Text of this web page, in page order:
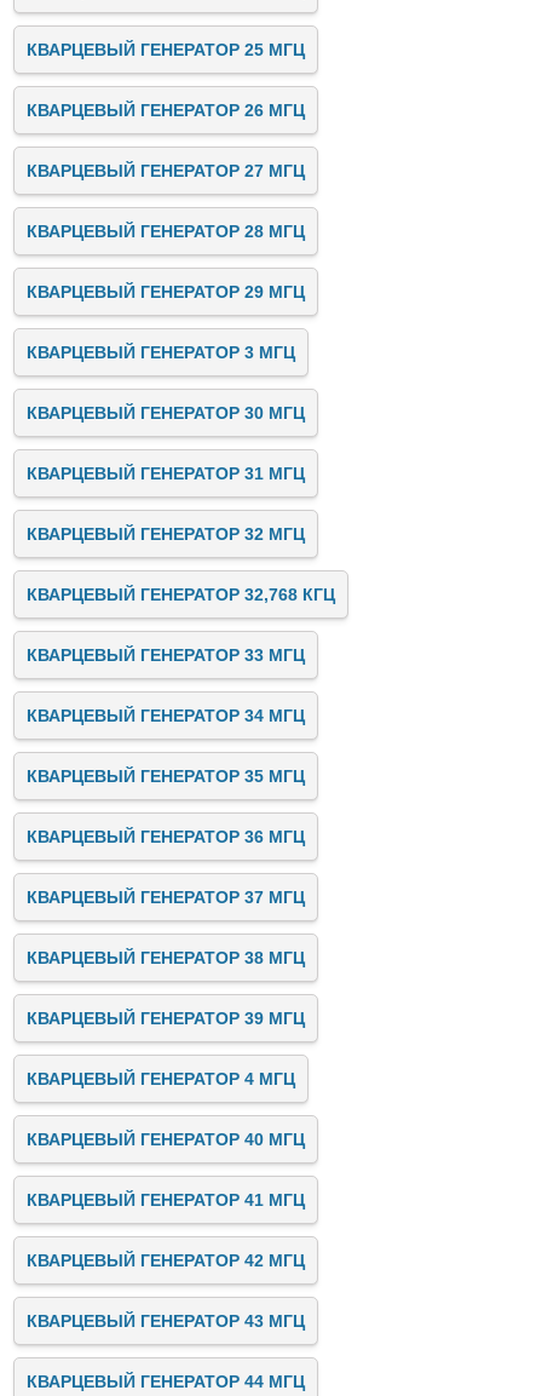
КВАРЦЕВЫЙ ГЕНЕРАТОР 25 МГЦ
КВАРЦЕВЫЙ ГЕНЕРАТОР 26 МГЦ
КВАРЦЕВЫЙ ГЕНЕРАТОР 27 МГЦ
КВАРЦЕВЫЙ ГЕНЕРАТОР 28 МГЦ
КВАРЦЕВЫЙ ГЕНЕРАТОР 29 МГЦ
КВАРЦЕВЫЙ ГЕНЕРАТОР 3 МГЦ
КВАРЦЕВЫЙ ГЕНЕРАТОР 30 МГЦ
КВАРЦЕВЫЙ ГЕНЕРАТОР 31 МГЦ
КВАРЦЕВЫЙ ГЕНЕРАТОР 32 МГЦ
КВАРЦЕВЫЙ ГЕНЕРАТОР 32,768 КГЦ
КВАРЦЕВЫЙ ГЕНЕРАТОР 33 МГЦ
КВАРЦЕВЫЙ ГЕНЕРАТОР 34 МГЦ
КВАРЦЕВЫЙ ГЕНЕРАТОР 35 МГЦ
КВАРЦЕВЫЙ ГЕНЕРАТОР 36 МГЦ
КВАРЦЕВЫЙ ГЕНЕРАТОР 37 МГЦ
КВАРЦЕВЫЙ ГЕНЕРАТОР 38 МГЦ
КВАРЦЕВЫЙ ГЕНЕРАТОР 39 МГЦ
КВАРЦЕВЫЙ ГЕНЕРАТОР 4 МГЦ
КВАРЦЕВЫЙ ГЕНЕРАТОР 40 МГЦ
КВАРЦЕВЫЙ ГЕНЕРАТОР 41 МГЦ
КВАРЦЕВЫЙ ГЕНЕРАТОР 42 МГЦ
КВАРЦЕВЫЙ ГЕНЕРАТОР 43 МГЦ
КВАРЦЕВЫЙ ГЕНЕРАТОР 44 МГЦ